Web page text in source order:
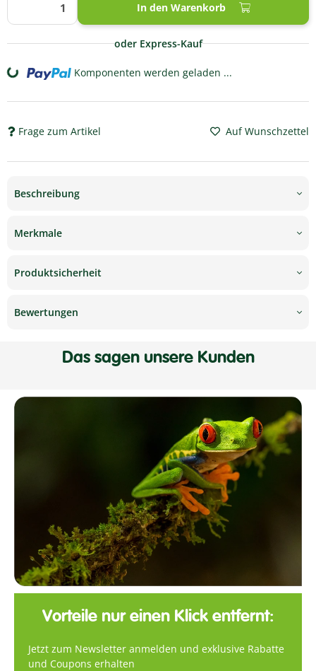
In den Warenkorb
oder Express-Kauf
Loading... Komponenten werden geladen ...
Frage zum Artikel Auf Wunschzettel
Beschreibung
Merkmale
Produktsicherheit
Bewertungen
Das sagen unsere Kunden
Vorteile nur einen Klick entfernt:
Jetzt zum Newsletter anmelden und exklusive Rabatte
und Coupons erhalten